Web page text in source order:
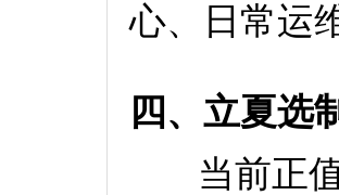
心、日常运
四、立夏选
当前正值